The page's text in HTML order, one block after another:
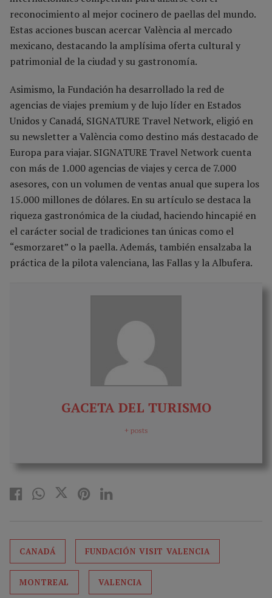
reconocimiento al mejor cocinero de paellas del mundo.
Estas acciones buscan acercar València al mercado
mexicano, destacando la amplísima oferta cultural y
patrimonial de la ciudad y su gastronomía.
Asimismo, la Fundación ha desarrollado la red de
agencias de viajes premium y de lujo líder en Estados
Unidos y Canadá, SIGNATURE Travel Network, eligió en
su newsletter a València como destino más destacado de
Europa para viajar. SIGNATURE Travel Network cuenta
con más de 1.000 agencias de viajes y cerca de 7.000
asesores, con un volumen de ventas anual que supera los
15.000 millones de dólares. En su artículo se destaca la
riqueza gastronómica de la ciudad, haciendo hincapié en
el carácter social de tradiciones tan únicas como el
“esmorzaret” o la paella. Además, también ensalzaba la
práctica de la pilota valenciana, las Fallas y la Albufera.
GACETA DEL TURISMO
+ posts
CANADÁ FUNDACIÓN VISIT VALENCIA
MONTREAL VALENCIA